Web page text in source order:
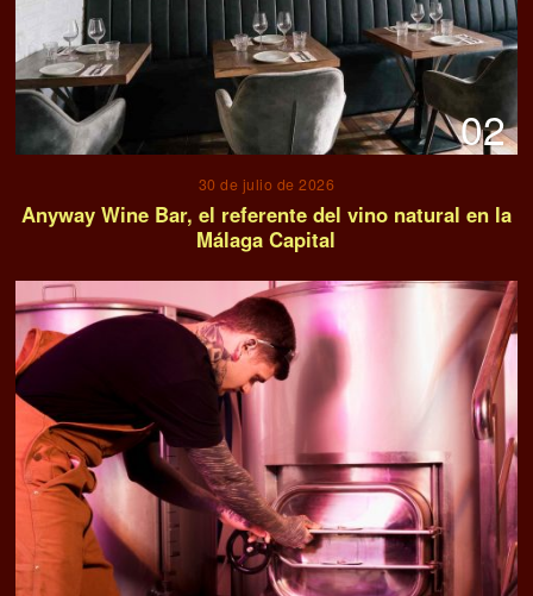
02
30 de julio de 2026
Anyway Wine Bar, el referente del vino natural en la
Málaga Capital